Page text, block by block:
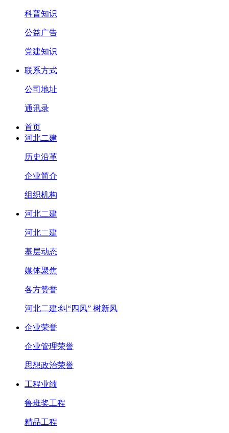
科普知识
公益广告
党建知识
联系方式
公司地址
通讯录
首页
河北二建
历史沿革
企业简介
组织机构
河北二建
河北二建
基层动态
媒体聚焦
各方赞誉
河北二建:纠“四风” 树新风
企业荣誉
企业管理荣誉
思想政治荣誉
工程业绩
鲁班奖工程
精品工程